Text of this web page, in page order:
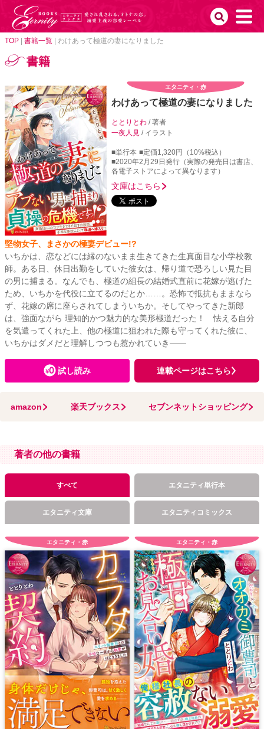
TOP 書籍一覧 わけあって極道の妻になりました
書籍
エタニティ・赤
わけあって極道の妻になりました
ととりとわ/ 著者
一夜人見 / イラスト
■単行本 ■定価1,320円（10%税込）
■2020年2月29日発行（実際の発売日は書店、
各電子ストアによって異なります）
文庫はこちら
堅物女子、まさかの極妻デビュー!?
いちかは、恋などには縁のないまま生きてきた生真面目な小学校教
師。ある日、休日出勤をしていた彼女は、帰り道で恐ろしい見た目
の男に捕まる。なんでも、極道の組長の結婚式直前に花嫁が逃げた
ため、いちかを代役に立てるのだとか……。恐怖で抵抗もままなら
ず、花嫁の席に座らされてしまういちか。そしてやってきた新郎
は、強面ながら 理知的かつ魅力的な美形極道だった！ 怯える自分
を気遣ってくれた上、他の極道に狙われた際も守ってくれた彼に、
いちかはダメだと理解しつつも惹かれていき――
試し読み 連載ページはこちら
amazon 楽天ブックス セブンネットショッピング
著者の他の書籍
すべて エタニティ単行本
エタニティ文庫 エタニティコミックス
エタニティ・赤 エタニティ・赤